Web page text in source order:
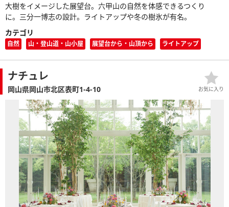
大樹をイメージした展望台。六甲山の自然を体感できるつくり
に。三分一博志の設計。ライトアップや冬の樹氷が有名。
カテゴリ
自然 山・登山道・山小屋 展望台から・山頂から ライトアップ
ナチュレ
岡山県岡山市北区表町1-4-10 お気に入り